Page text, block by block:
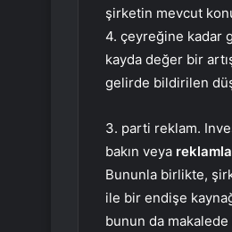
şirketin mevcut
4. çeyreğine kadar
kayda değer bir
gelirde bildirilen
3. parti reklam.
bakın veya
Bununla birlikte,
ile bir endişe
bunun da